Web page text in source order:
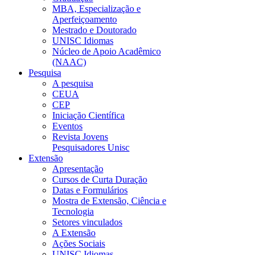
MBA, Especialização e
Aperfeiçoamento
Mestrado e Doutorado
UNISC Idiomas
Núcleo de Apoio Acadêmico
(NAAC)
Pesquisa
A pesquisa
CEUA
CEP
Iniciação Científica
Eventos
Revista Jovens
Pesquisadores Unisc
Extensão
Apresentação
Cursos de Curta Duração
Datas e Formulários
Mostra de Extensão, Ciência e
Tecnologia
Setores vinculados
A Extensão
Ações Sociais